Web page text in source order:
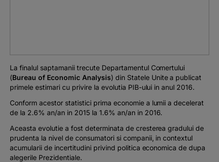
The MacRO Zone
Pentru antreprenori
Banking, pe relaxare
La finalul saptamanii trecute Departamentul Comertului
(Bureau of Economic Analysis) din Statele Unite a publicat
primele estimari cu privire la evolutia PIB-ului in anul 2016.
Conform acestor statistici prima economie a lumii a decelerat
de la 2.6% an/an in 2015 la 1.6% an/an in 2016.
Aceasta evolutie a fost determinata de cresterea gradului de
prudenta la nivel de consumatori si companii, in contextul
acumularii de incertitudini privind politica economica de dupa
alegerile Prezidentiale.